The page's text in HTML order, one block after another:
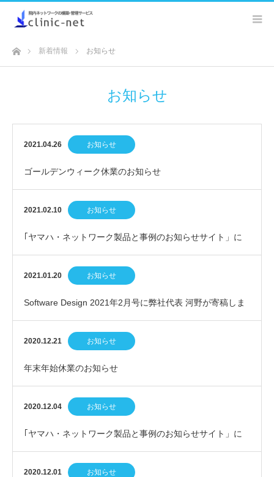
ホーム新着情報 お知らせ
お知らせ
2021.04.26 お知らせ
ゴールデンウィーク休業のお知らせ
2021.02.10 お知らせ
｢ヤマハ・ネットワーク製品と事例のお知らせサイト」に
弊社代表 河野の新しいコラム記事が掲載されました…
2021.01.20 お知らせ
Software Design 2021年2月号に弊社代表 河野が寄稿しま
した
2020.12.21 お知らせ
年末年始休業のお知らせ
2020.12.04 お知らせ
｢ヤマハ・ネットワーク製品と事例のお知らせサイト」に
弊社代表 河野の新しいコラム記事が掲載されました…
2020.12.01 お知らせ